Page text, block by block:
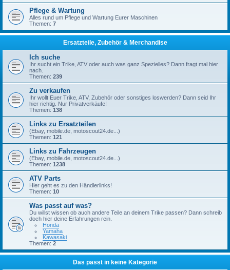
Pflege & Wartung
Alles rund um Pflege und Wartung Eurer Maschinen
Themen: 7
Ersatzteile, Zubehör & Merchandise
Ich suche
Ihr sucht ein Trike, ATV oder auch was ganz Spezielles? Dann fragt mal hier
nach.
Themen: 239
Zu verkaufen
Ihr wollt Euer Trike, ATV, Zubehör oder sonstiges loswerden? Dann seid Ihr
hier richtig. Nur Privatverkäufe!
Themen: 138
Links zu Ersatzteilen
(Ebay, mobile.de, motoscout24.de...)
Themen: 121
Links zu Fahrzeugen
(Ebay, mobile.de, motoscout24.de...)
Themen: 1238
ATV Parts
Hier geht es zu den Händlerlinks!
Themen: 10
Was passt auf was?
Du willst wissen ob auch andere Teile an deinem Trike passen? Dann schreib
doch hier deine Erfahrungen rein.
Honda
Yamaha
Kawasaki
Themen: 2
Das passt in keine Kategorie